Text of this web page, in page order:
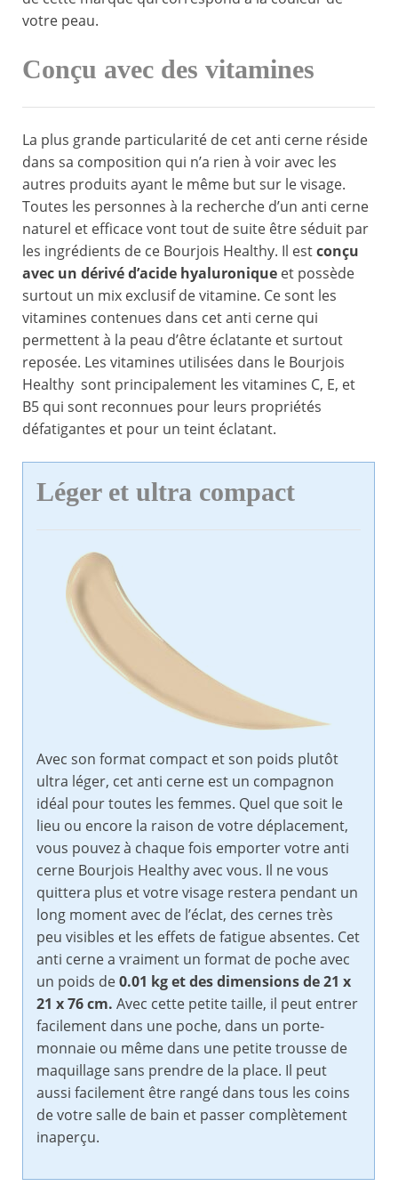
votre peau.
Conçu avec des vitamines
La plus grande particularité de cet anti cerne réside
dans sa composition qui n’a rien à voir avec les
autres produits ayant le même but sur le visage.
Toutes les personnes à la recherche d’un anti cerne
naturel et efficace vont tout de suite être séduit par
les ingrédients de ce Bourjois Healthy. Il estconçu
avec un dérivé d’acide hyaluronique et possède
surtout un mix exclusif de vitamine. Ce sont les
vitamines contenues dans cet anti cerne qui
permettent à la peau d’être éclatante et surtout
reposée. Les vitamines utilisées dans le Bourjois
Healthy sont principalement les vitamines C, E, et
B5 qui sont reconnues pour leurs propriétés
défatigantes et pour un teint éclatant.
Léger et ultra compact
Avec son format compact et son poids plutôt
ultra léger, cet anti cerne est un compagnon
idéal pour toutes les femmes. Quel que soit le
lieu ou encore la raison de votre déplacement,
vous pouvez à chaque fois emporter votre anti
cerne Bourjois Healthy avec vous. Il ne vous
quittera plus et votre visage restera pendant un
long moment avec de l’éclat, des cernes très
peu visibles et les effets de fatigue absentes. Cet
anti cerne a vraiment un format de poche avec
un poids de0.01 kg et des dimensions de 21 x
21 x 76 cm. Avec cette petite taille, il peut entrer
facilement dans une poche, dans un porte-
monnaie ou même dans une petite trousse de
maquillage sans prendre de la place. Il peut
aussi facilement être rangé dans tous les coins
de votre salle de bain et passer complètement
inaperçu.